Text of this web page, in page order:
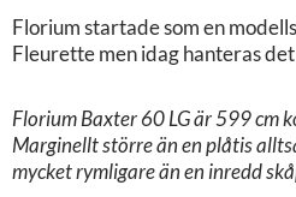
Florium startade som en
Fleurette men idag hanteras
Florium Baxter 60 LG är 599 cm
Marginellt större än en plåtis
mycket rymligare än en inredd